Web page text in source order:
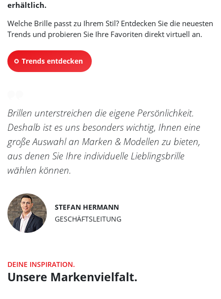
erhältlich.
Welche Brille passt zu Ihrem Stil? Entdecken Sie die neuesten
Trends und probieren Sie Ihre Favoriten direkt virtuell an.
Trends entdecken
Brillen unterstreichen die eigene Persönlichkeit.
Deshalb ist es uns besonders wichtig, Ihnen eine
große Auswahl an Marken & Modellen zu bieten,
aus denen Sie Ihre individuelle Lieblingsbrille
wählen können.
STEFAN HERMANN
GESCHÄFTSLEITUNG
DEINE INSPIRATION.
Unsere Markenvielfalt.